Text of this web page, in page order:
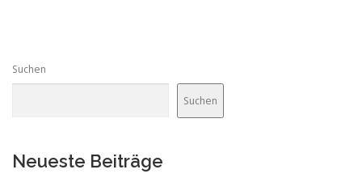
Suchen
Suchen
Neueste Beiträge